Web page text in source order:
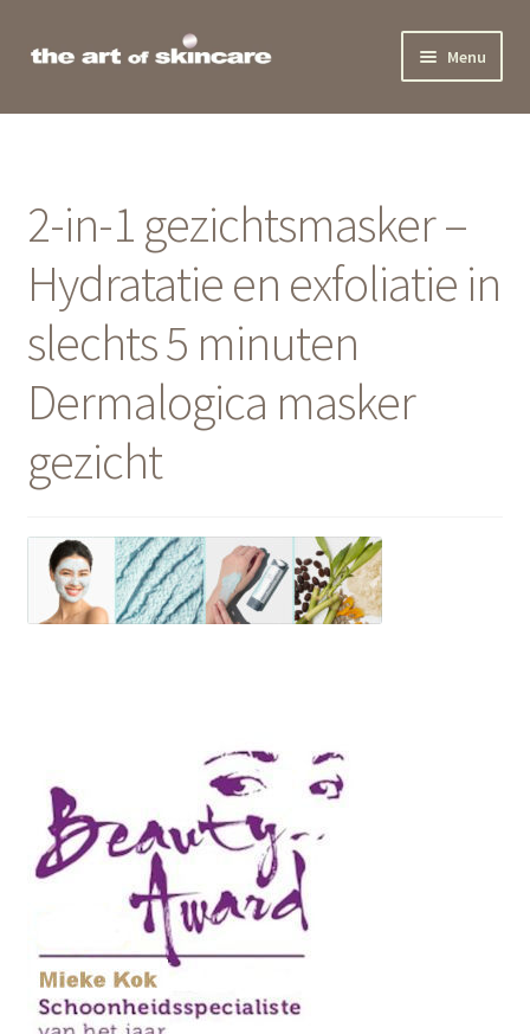
Ga
Ga
Menu
Home
Producten
Actueel
Team
Beauty Award
Contact
2-in-1 gezichtsmasker –
Hydratatie en exfoliatie in
slechts 5 minuten
Dermalogica masker
gezicht